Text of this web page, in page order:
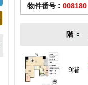
物件番号 : 008180
階
9階